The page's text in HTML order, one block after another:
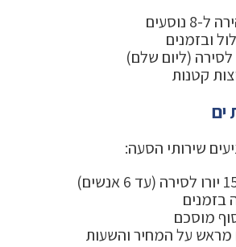
ובזמנים
קטנות
שירותי הסעה:
בזמנים
מוסכם
על המחיר והשעות